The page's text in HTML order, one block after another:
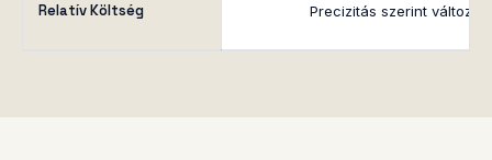
Relatív Költség Precizitás szerint változó